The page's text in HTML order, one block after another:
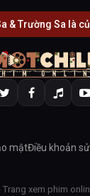
& Trường Sa là
mậtĐiều khoản
Trang xem phim